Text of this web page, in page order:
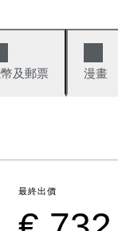
及郵票 漫畫
最終出價